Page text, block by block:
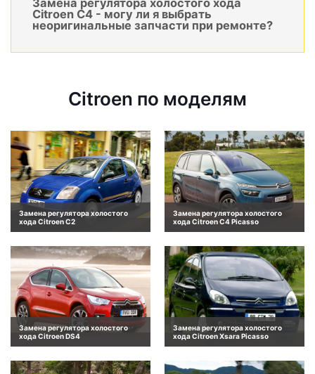
Замена регулятора холостого хода
Citroen C4 - могу ли я выбрать
неоригинальные запчасти при ремонте?
Citroen по моделям
Замена регулятора холостого
хода Citroen C2
Замена регулятора холостого
хода Citroen C4 Picasso
Замена регулятора холостого
хода Citroen DS4
Замена регулятора холостого
хода Citroen Xsara Picasso